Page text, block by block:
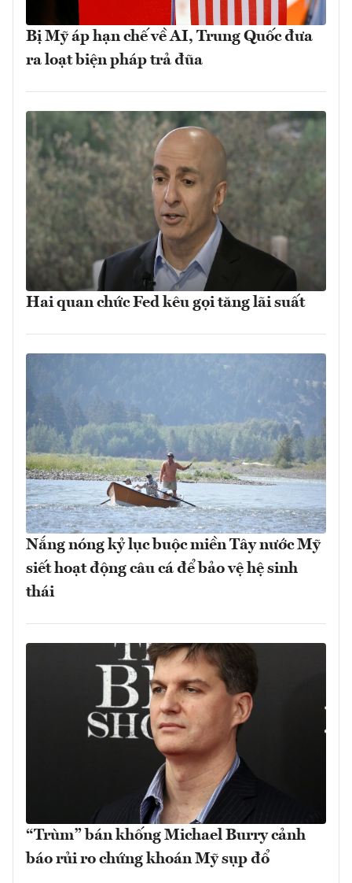
Bị Mỹ áp hạn chế về AI, Trung Quốc đưa
ra loạt biện pháp trả đũa
Hai quan chức Fed kêu gọi tăng lãi suất
Nắng nóng kỷ lục buộc miền Tây nước Mỹ
siết hoạt động câu cá để bảo vệ hệ sinh
thái
“Trùm” bán khống Michael Burry cảnh
báo rủi ro chứng khoán Mỹ sụp đổ